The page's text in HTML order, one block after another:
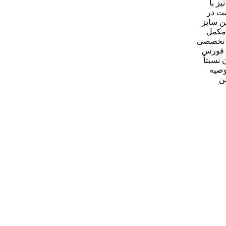
چکشی دسته متوسط سایز 33 مدل 79333 فورس نیز با
در
سایز
مکمل
تخصصی
مناسب است اما انعطاف‌پذیری کمتری نسبت به نمونه‌های چندکاره دارد. در جمع‌بندی، آچار رینگ چکشی دسته متوسط سایز 33 مدل 79333 فورس
نسبتاً